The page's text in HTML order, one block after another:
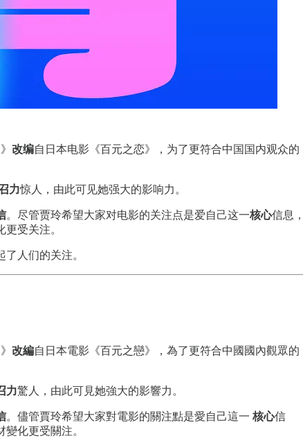
改编自日本电影《百元之恋》，为了更符合中国国内观众的
力惊人，由此可见她强大的影响力。
。尽管贾玲希望大家对电影的关注点是爱自己这一核心信息
受关注。
了人们的关注。
改編自日本電影《百元之戀》，為了更符合中國國內觀眾的
力驚人，由此可見她強大的影響力。
。儘管賈玲希望大家對電影的關注點是愛自己這一 核心信
變化更受關注。